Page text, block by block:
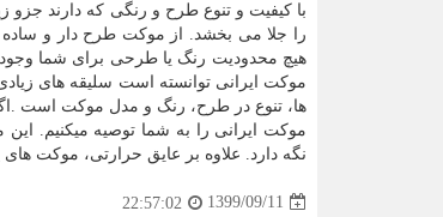
با کیفیت و تنوع طرح و رنگی که دارند جزو
را جلا می بخشد. از موکت طرح دار و ساده
هیچ محدودیت رنگ یا طرحی برای شما وجود
موکت ایرانی توانسته است سلیقه های
ها، تنوع در طرح، رنگ و مدل موکت است .
موکت ایرانی را به شما توصیه می­کنیم.
نگه دارد. علاوه بر عایق حرارتی، موکت
1399/09/11
22:57:02